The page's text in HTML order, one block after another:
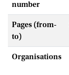
number
Pages (from-
to)
Organisations